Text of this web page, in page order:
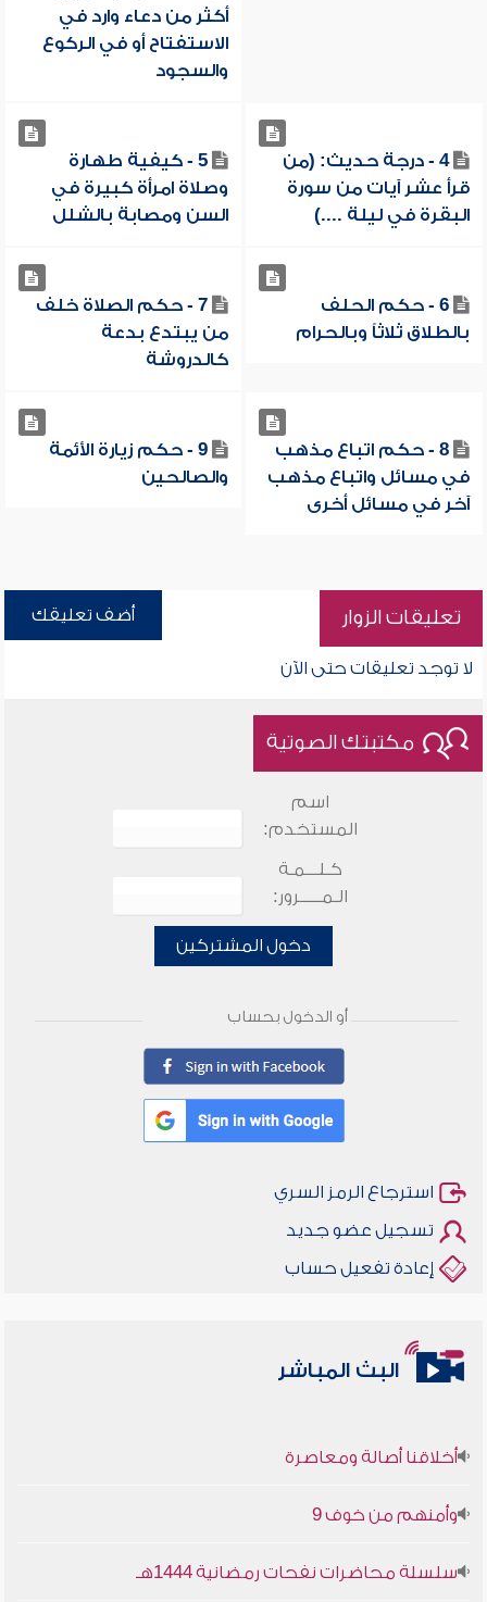
أكثر من دعاء وارد في
الاستفتاح أو في الركوع
والسجود
4 - درجة حديث: (من
قرأ عشر آيات من سورة
البقرة في ليلة ....)
5 - كيفية طهارة
وصلاة امرأة كبيرة في
السن ومصابة بالشلل
6 - حكم الحلف
بالطلاق ثلاثاً وبالحرام
7 - حكم الصلاة خلف
من يبتدع بدعة
كالدروشة
8 - حكم اتباع مذهب
في مسائل واتباع مذهب
آخر في مسائل أخرى
9 - حكم زيارة الأئمة
والصالحين
تعليقات الزوار أضف تعليقك
لا توجد تعليقات حتى الآن
مكتبتك الصوتية
اسم
المستخدم:
كـلـــمـة
الـمـــــرور:
دخول المشتركين
أو الدخول بحساب
استرجاع الرمز السري
تسجيل عضو جديد
إعادة تفعيل حساب
البث المباشر
أخلاقنا أصالة ومعاصرة
وأمنهم من خوف 9
سلسلة محاضرات نفحات رمضانية 1444هـ